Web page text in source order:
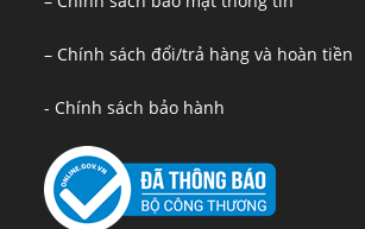
– Chính sách đổi/trả hàng và hoàn tiền
- Chính sách bảo hành